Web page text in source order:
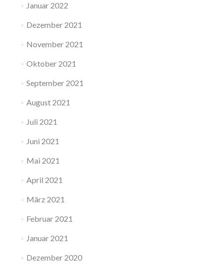
Januar 2022
Dezember 2021
November 2021
Oktober 2021
September 2021
August 2021
Juli 2021
Juni 2021
Mai 2021
April 2021
März 2021
Februar 2021
Januar 2021
Dezember 2020